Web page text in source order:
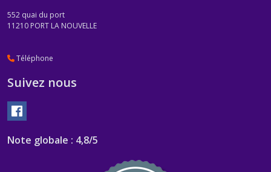
552 quai du port
11210 PORT LA NOUVELLE
Téléphone
Suivez nous
Note globale : 4,8/5